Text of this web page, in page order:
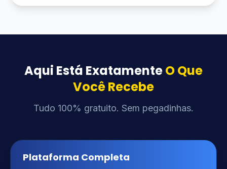
Aqui Está ExatamenteO Que
Você Recebe
Tudo 100% gratuito. Sem pegadinhas.
Plataforma Completa